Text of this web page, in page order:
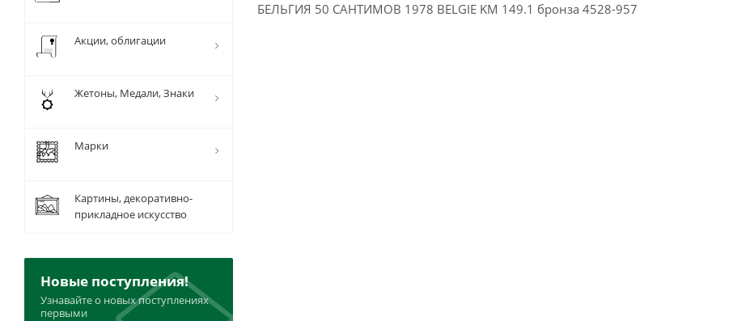
БЕЛЬГИЯ 50 САНТИМОВ 1978 BELGIE KM 149.1 бронза 4528-957
Акции, облигации
Жетоны, Медали, Знаки
Марки
Картины, декоративно-
прикладное искусство
Новые поступления!
Узнавайте о новых поступлениях
первыми